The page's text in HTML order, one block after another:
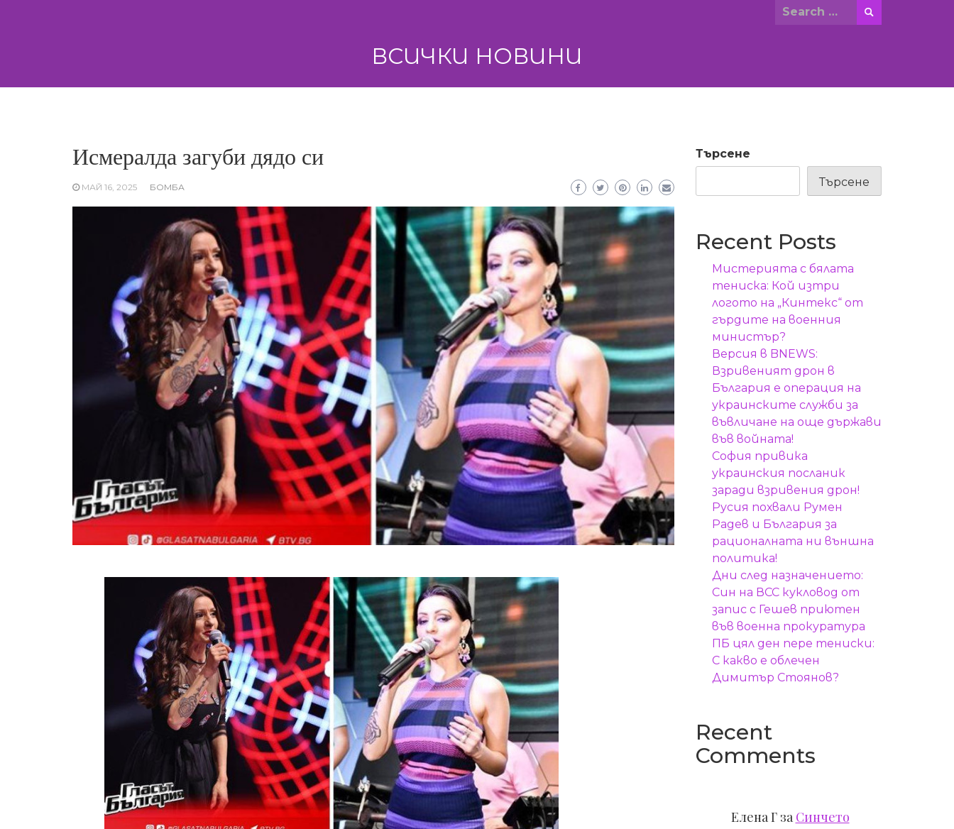
Search
ВСИЧКИ НОВИНИ
Исмералда загуби дядо си
МАЙ 16, 2025 БОМБА
Търсене
Търсене
Recent Posts
Мистерията с бялата
тениска: Кой изтри
логото на „Кинтекс“ от
гърдите на военния
министър?
Версия в BNEWS:
Взривеният дрон в
България е операция на
украинските служби за
въвличане на още държави
във войната!
София привика
украинския посланик
заради взривения дрон!
Русия похвали Румен
Радев и България за
рационалната ни външна
политика!
Дни след назначението:
Син на ВСС кукловод от
запис с Гешев приютен
във военна прокуратура
ПБ цял ден пере тениски:
С какво е облечен
Димитър Стоянов?
Recent
Comments
Елена Гза Синчето